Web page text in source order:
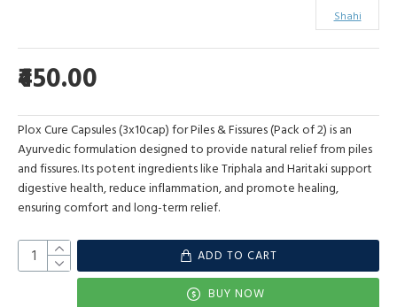
₹450.00
Shahi
Plox Cure Capsules (3x10cap) for Piles & Fissures (Pack of 2) is an
Ayurvedic formulation designed to provide natural relief from piles
and fissures. Its potent ingredients like Triphala and Haritaki support
digestive health, reduce inflammation, and promote healing,
ensuring comfort and long-term relief.
ADD TO CART
BUY NOW